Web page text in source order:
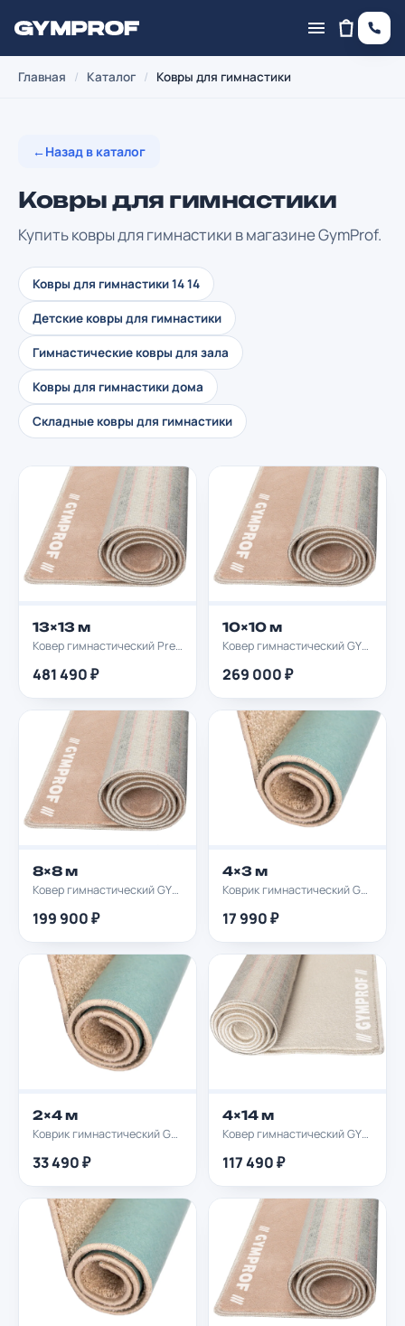
Главная / Каталог / Ковры для гимнастики
←Назад в каталог
Ковры для гимнастики
Купить ковры для гимнастики в магазине GymProf.
Ковры для гимнастики 14 14
Детские ковры для гимнастики
Гимнастические ковры для зала
Ковры для гимнастики дома
Складные ковры для гимнастики
13×13 м
Ковер гимнастический Premium GYMPROF 13х13м
481 490 ₽
10×10 м
Ковер гимнастический GYMPROF 10х10м
269 000 ₽
8×8 м
Ковер гимнастический GYMPROF 8х8м
199 900 ₽
4×3 м
Коврик гимнастический GYMPROF 4х3м
17 990 ₽
2×4 м
Коврик гимнастический GYMPROF 2х4м
33 490 ₽
4×14 м
Ковер гимнастический GYMPROF 4х14м
117 490 ₽